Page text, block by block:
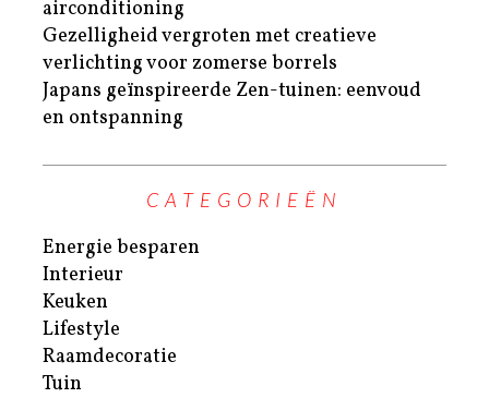
airconditioning
Gezelligheid vergroten met creatieve
verlichting voor zomerse borrels
Japans geïnspireerde Zen-tuinen: eenvoud
en ontspanning
CATEGORIEËN
Energie besparen
Interieur
Keuken
Lifestyle
Raamdecoratie
Tuin